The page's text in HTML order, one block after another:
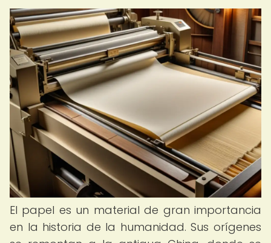
El papel es un material de gran importancia
en la historia de la humanidad. Sus orígenes